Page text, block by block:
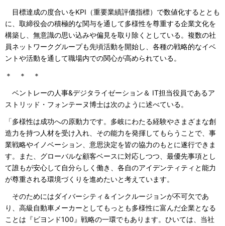
目標達成の度合いをKPI（重要業績評価指標）で数値化するととも
に、取締役会の積極的な関与を通して多様性を尊重する企業文化を
構築し、無意識の思い込みや偏見を取り除くとしている。複数の社
員ネットワークグループも先頃活動を開始し、各種の戦略的なイベ
ントや活動を通して職場内での関心が高められている。
＊ ＊ ＊
ベントレーの人事&デジタライゼーション＆ IT担当役員であるア
ストリッド・フォンテーヌ博士は次のように述べている。
「多様性は成功への原動力です。多岐にわたる経験やさまざまな創
造力を持つ人材を受け入れ、その能力を発揮してもらうことで、事
業戦略やイノベーション、意思決定を皆の協力のもとに遂行できま
す。また、グローバルな顧客ベースに対応しつつ、最優先事項とし
て誰もが安心して自分らしく働き、各自のアイデンティティと能力
が尊重される環境づくりを進めたいと考えています。
そのためにはダイバーシティ＆インクルージョンが不可欠であ
り、高級自動車メーカーとしてもっとも多様性に富んだ企業となる
ことは『ビヨンド100』戦略の一環でもあります。ひいては、当社